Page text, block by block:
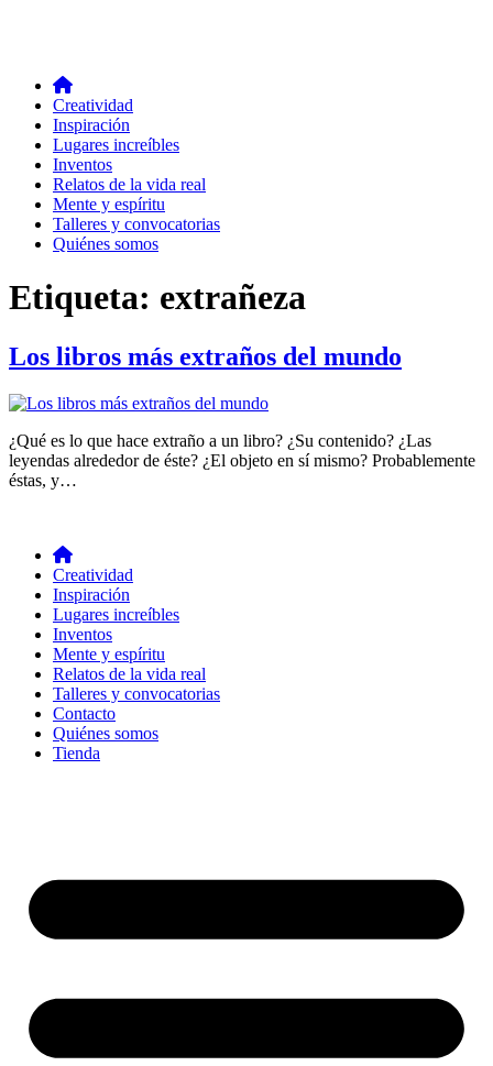
Creatividad
Inspiración
Lugares increíbles
Inventos
Relatos de la vida real
Mente y espíritu
Talleres y convocatorias
Quiénes somos
Etiqueta: extrañeza
Los libros más extraños del mundo
¿Qué es lo que hace extraño a un libro? ¿Su contenido? ¿Las
leyendas alrededor de éste? ¿El objeto en sí mismo? Probablemente
éstas, y…
Creatividad
Inspiración
Lugares increíbles
Inventos
Mente y espíritu
Relatos de la vida real
Talleres y convocatorias
Contacto
Quiénes somos
Tienda